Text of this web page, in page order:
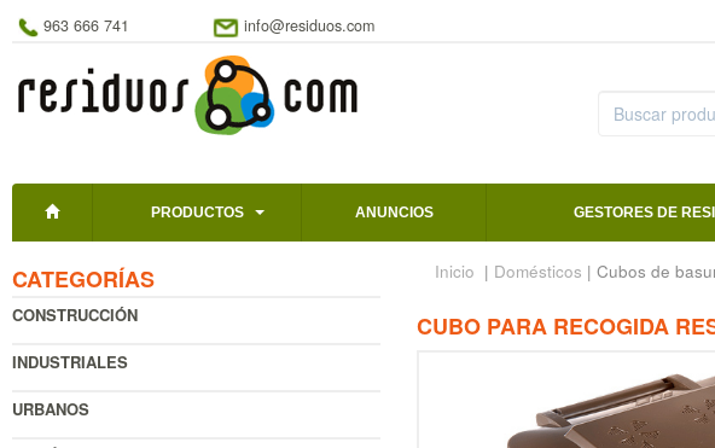
963 666 741 info@residuos.com
PRODUCTOS ANUNCIOS GESTORES DE
CATEGORÍAS
CONSTRUCCIÓN
INDUSTRIALES
URBANOS
Inicio | Domésticos | Cubos de
CUBO PARA RECOGIDA